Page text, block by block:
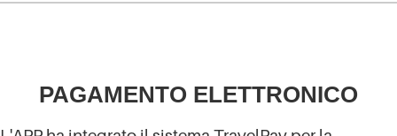
PAGAMENTO ELETTRONICO